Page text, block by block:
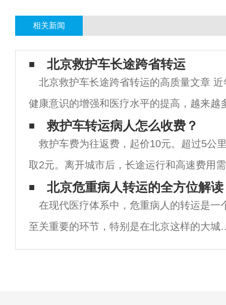
相关新闻
北京救护车长途跨省转运
北京救护车长途跨省转运的高质量文章
健康意识的增强和医疗水平的提高，越来越
救护车的质量和服务。北京作为江苏省的一
救护车长途跨省转运服务也备受关注。 北
救护车转运病人怎么收费？
救护车费为往返费，起价10元。超过5公
取2元。离开城市后，长途运行和高速费用
标准属于市场调整。此外，还有50元/人次
（包括救援材料、仪器和特殊止血材料除外
北京危重病人转运的全方位解
在现代医疗体系中，危重病人的转运是一
至关重要的环节，特别是在北京这样的大城
市，人口密集、交通繁忙，如何快速、安全